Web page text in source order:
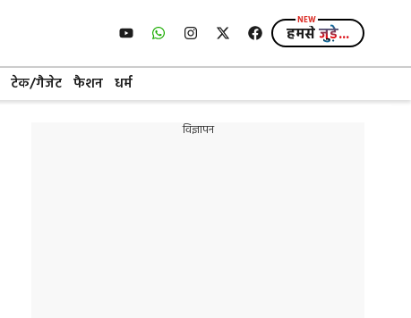
हमसेजुड़े...
टेक/गैजेट फैशन धर्म
विज्ञापन